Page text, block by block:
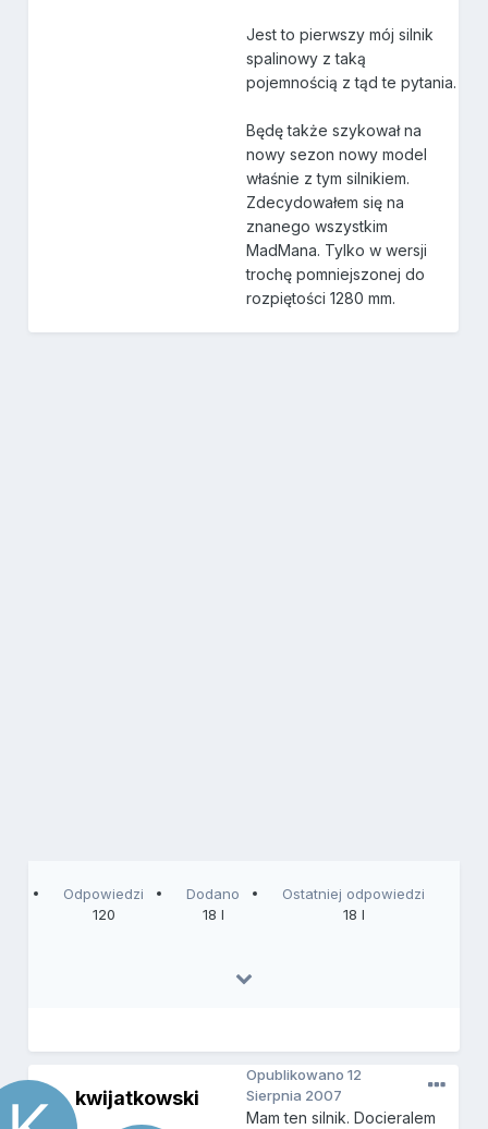
Jest to pierwszy mój silnik
spalinowy z taką
pojemnością z tąd te pytania.
Będę także szykował na
nowy sezon nowy model
właśnie z tym silnikiem.
Zdecydowałem się na
znanego wszystkim
MadMana. Tylko w wersji
trochę pomniejszonej do
rozpiętości 1280 mm.
Odpowiedzi
120
Dodano
18 l
Ostatniej odpowiedzi
18 l
kwijatkowski
Opublikowano12
Sierpnia 2007
Mam ten silnik. Docieralem